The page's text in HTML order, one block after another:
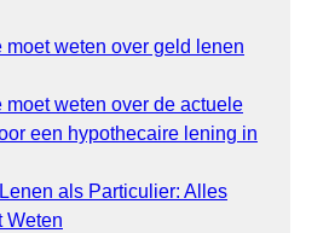
moet weten over geld lenen
moet weten over de actuele
een hypothecaire lening in
als Particulier: Alles
Weten